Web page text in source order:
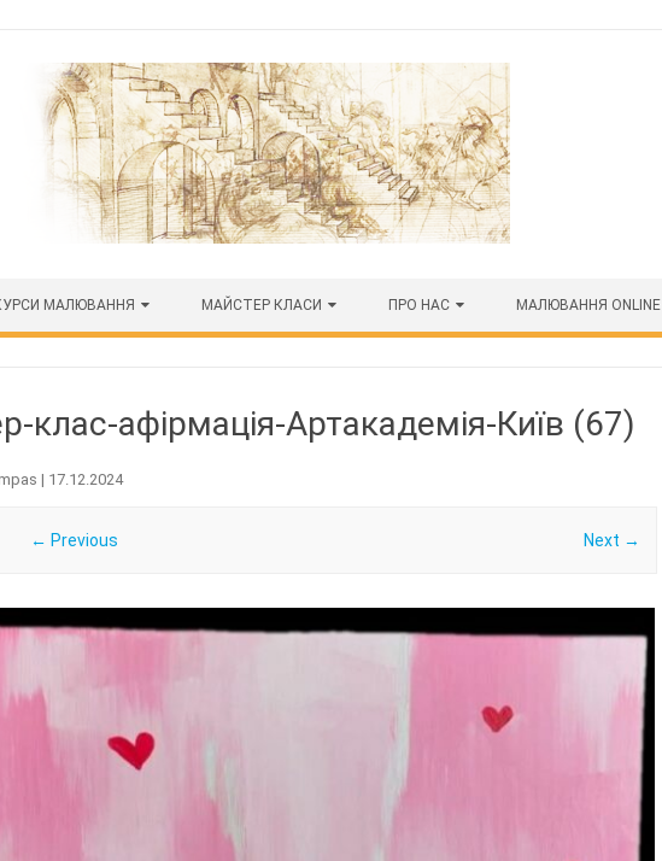
МАЛЮВАННЯ МАЙСТЕР КЛАСИ ПРО НАС МАЛЮВАННЯ ONLINE
клас-афірмація-Артакадемія-Київ (67)
| 17.12.2024
← Previous Next →